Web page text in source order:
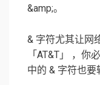
&amp;。
& 字符尤其让网
「AT&T」 ，你
中的 & 字符也要